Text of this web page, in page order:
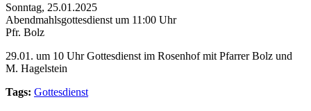
Sonntag, 25.01.2025
Abendmahlsgottesdienst um 11:00 Uhr
Pfr. Bolz
29.01. um 10 Uhr Gottesdienst im Rosenhof mit Pfarrer Bolz und
M. Hagelstein
Tags: Gottesdienst